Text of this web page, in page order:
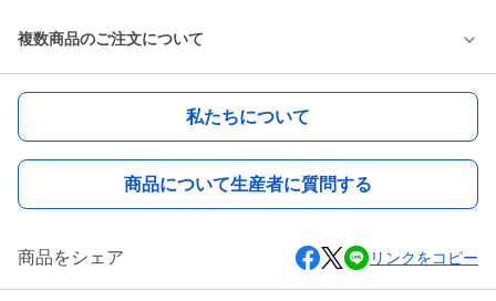
複数商品のご注文について
私たちについて
商品について生産者に質問する
商品をシェア リンクをコピー